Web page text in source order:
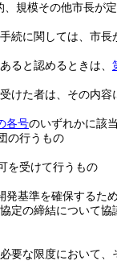
規模その他市長が
続に関しては、市長
ると認めるときは、
けた者は、その内
各号のいずれかに該
の行うもの
を受けて行うもの
発基準を確保するた
定の締結について
要な限度において